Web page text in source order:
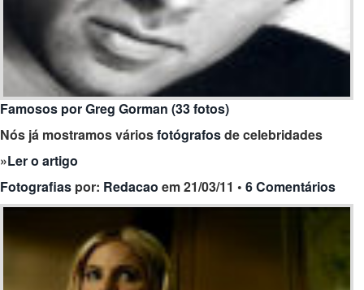
Famosos por Greg Gorman (33 fotos)
Nós já mostramos váriosfotógrafosde celebridades
»Ler o artigo
Fotografias por: Redacao em 21/03/11 • 6 Comentários